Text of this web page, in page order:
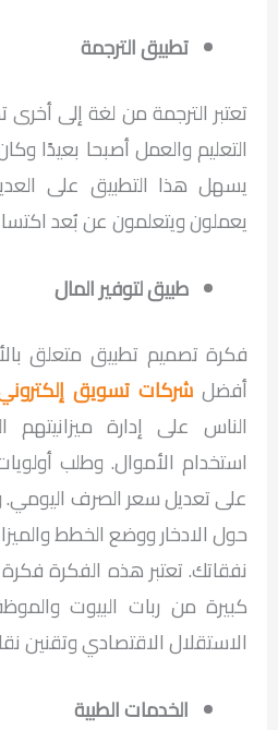
تطبيق الترجمة
تعتبر الترجمة من لغة إلى أخرى
التعليم والعمل أصبحا بعيدًا
يسهل هذا التطبيق على
يعملون ويتعلمون عن بُعد
طبيق لتوفير المال
فكرة تصميم تطبيق متعلق
أفضل شركات تسويق
الناس على إدارة ميزانيتهم
استخدام الأموال. وطلب
على تعديل سعر الصرف اليومي.
حول الادخار ووضع الخطط
نفقاتك. تعتبر هذه الفكرة
كبيرة من ربات البيوت
الاستقلال الاقتصادي وتقنين
​​الخدمات الطبية